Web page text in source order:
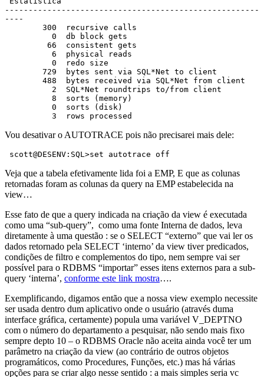
------------------------------------------------------
----
300  recursive calls
0  db block gets
66  consistent gets
6  physical reads
0  redo size
729  bytes sent via SQL*Net to client
488  bytes received via SQL*Net from client
2  SQL*Net roundtrips to/from client
8  sorts (memory)
0  sorts (disk)
3  rows processed
Vou desativar o AUTOTRACE pois não precisarei mais dele:
scott@DESENV:SQL>set autotrace off
Veja que a tabela efetivamente lida foi a EMP, E que as colunas
retornadas foram as colunas da query na EMP estabelecida na
view…
Esse fato de que a query indicada na criação da view é executada
como uma “sub-query”, como uma fonte Interna de dados, leva
diretamente à uma questão : se o SELECT “externo” que vai ler os
dados retornado pela SELECT ‘interno’ da view tiver predicados,
condições de filtro e complementos do tipo, nem sempre vai ser
possível para o RDBMS “importar” esses itens externos para a sub-
query ‘interna’, conforme este link mostra….
Exemplificando, digamos então que a nossa view exemplo necessite
ser usada dentro dum aplicativo onde o usuário (através duma
interface gráfica, certamente) popula uma variável V_DEPTNO
com o número do departamento a pesquisar, não sendo mais fixo
sempre depto 10 – o RDBMS Oracle não aceita ainda você ter um
parâmetro na criação da view (ao contrário de outros objetos
programáticos, como Procedures, Funções, etc.) mas há várias
opções para se criar algo nesse sentido : a mais simples seria vc